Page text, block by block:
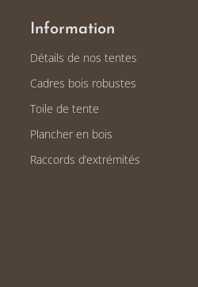
Information
Détails de nos tentes
Cadres bois robustes
Toile de tente
Plancher en bois
Raccords d’extrémités